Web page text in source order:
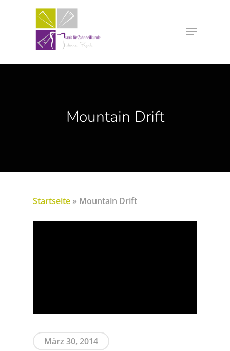
Mountain Drift
Startseite » Mountain Drift
März 30, 2014